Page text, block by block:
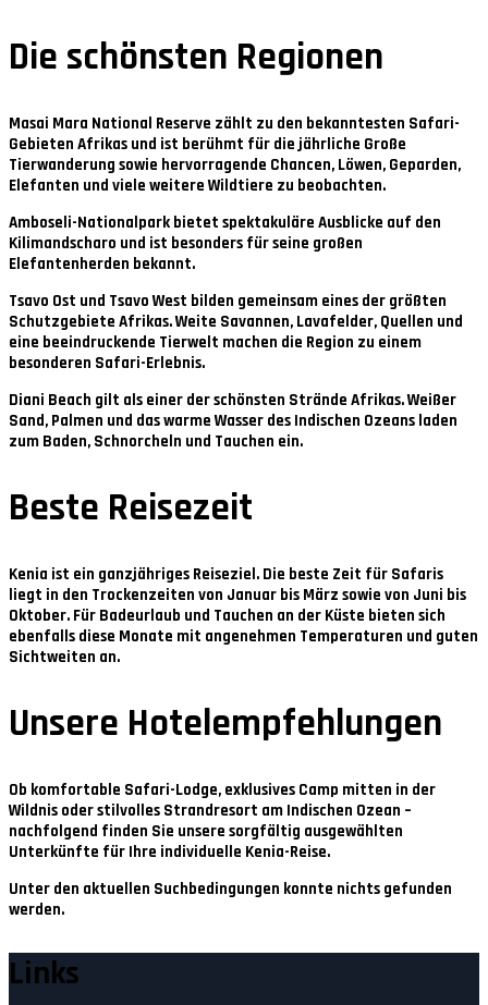
Die schönsten Regionen
Masai Mara National Reserve zählt zu den bekanntesten Safari-
Gebieten Afrikas und ist berühmt für die jährliche Große
Tierwanderung sowie hervorragende Chancen, Löwen, Geparden,
Elefanten und viele weitere Wildtiere zu beobachten.
Amboseli-Nationalpark bietet spektakuläre Ausblicke auf den
Kilimandscharo und ist besonders für seine großen
Elefantenherden bekannt.
Tsavo Ost und Tsavo West bilden gemeinsam eines der größten
Schutzgebiete Afrikas. Weite Savannen, Lavafelder, Quellen und
eine beeindruckende Tierwelt machen die Region zu einem
besonderen Safari-Erlebnis.
Diani Beach gilt als einer der schönsten Strände Afrikas. Weißer
Sand, Palmen und das warme Wasser des Indischen Ozeans laden
zum Baden, Schnorcheln und Tauchen ein.
Beste Reisezeit
Kenia ist ein ganzjähriges Reiseziel. Die beste Zeit für Safaris
liegt in den Trockenzeiten von Januar bis März sowie von Juni bis
Oktober. Für Badeurlaub und Tauchen an der Küste bieten sich
ebenfalls diese Monate mit angenehmen Temperaturen und guten
Sichtweiten an.
Unsere Hotelempfehlungen
Ob komfortable Safari-Lodge, exklusives Camp mitten in der
Wildnis oder stilvolles Strandresort am Indischen Ozean –
nachfolgend finden Sie unsere sorgfältig ausgewählten
Unterkünfte für Ihre individuelle Kenia-Reise.
Unter den aktuellen Suchbedingungen konnte nichts gefunden
werden.
Links